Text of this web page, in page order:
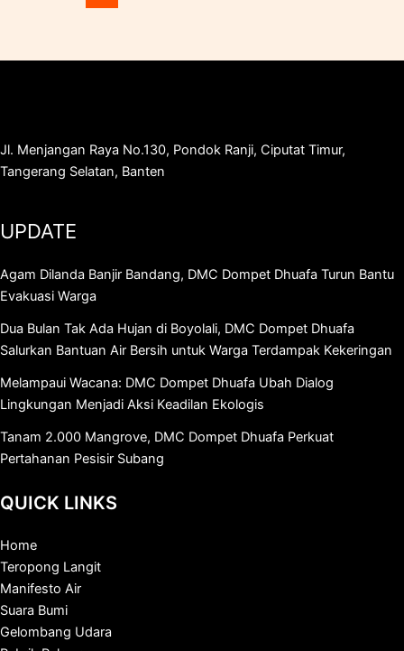
Jl. Menjangan Raya No.130, Pondok Ranji, Ciputat Timur,
Tangerang Selatan, Banten
UPDATE
Agam Dilanda Banjir Bandang, DMC Dompet Dhuafa Turun Bantu
Evakuasi Warga
Dua Bulan Tak Ada Hujan di Boyolali, DMC Dompet Dhuafa
Salurkan Bantuan Air Bersih untuk Warga Terdampak Kekeringan
Melampaui Wacana: DMC Dompet Dhuafa Ubah Dialog
Lingkungan Menjadi Aksi Keadilan Ekologis
Tanam 2.000 Mangrove, DMC Dompet Dhuafa Perkuat
Pertahanan Pesisir Subang
QUICK LINKS
Home
Teropong Langit
Manifesto Air
Suara Bumi
Gelombang Udara